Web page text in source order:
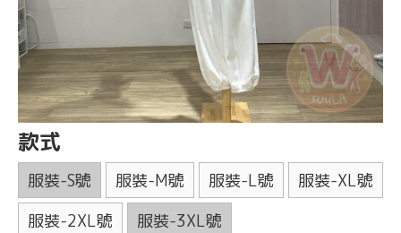
款式
服裝-S號 服裝-M號 服裝-L號
服裝-XL號
服裝-2XL號
服裝-3XL號